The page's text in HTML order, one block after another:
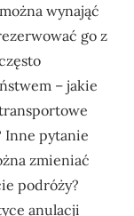
wynająć
go z
– jakie
Inne pytanie
zmieniać
podróży?
anulacji